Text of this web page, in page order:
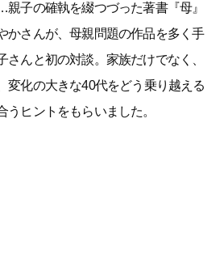
子の確執を綴つづった著書『母』
かさんが、母親問題の作品を多く手
さんと初の対談。家族だけでなく、
変化の大きな40代をどう乗り越える
ヒントをもらいました。